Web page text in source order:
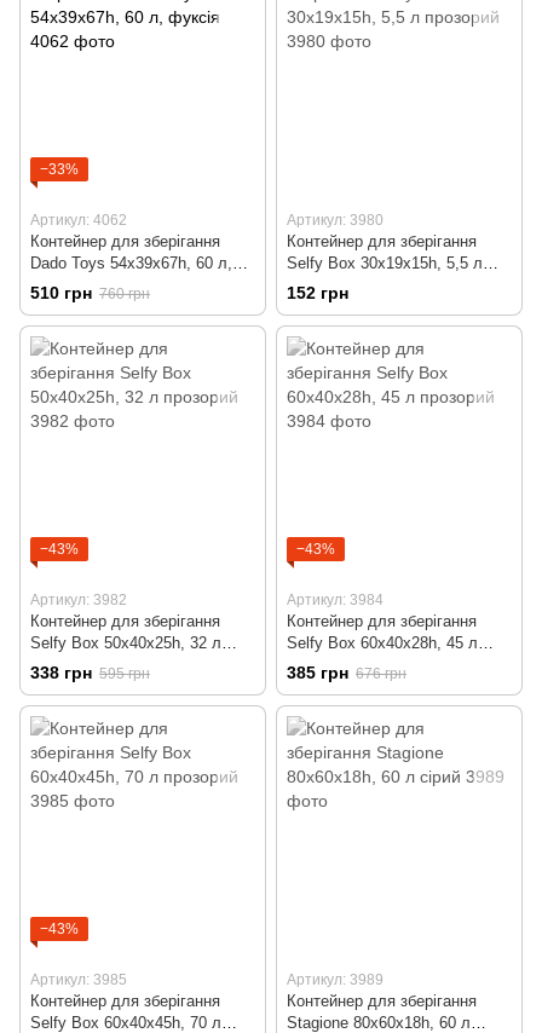
−33%
Артикул: 4062
Контейнер для зберігання
Dado Toys 54x39x67h, 60 л,
фуксія
510 грн 760 грн
Артикул: 3980
Контейнер для зберігання
Selfy Box 30x19x15h, 5,5 л
прозорий
152 грн
−43%
Артикул: 3982
Контейнер для зберігання
Selfy Box 50x40x25h, 32 л
прозорий
338 грн 595 грн
−43%
Артикул: 3984
Контейнер для зберігання
Selfy Box 60x40x28h, 45 л
прозорий
385 грн 676 грн
−43%
Артикул: 3985
Контейнер для зберігання
Selfy Box 60x40x45h, 70 л
Артикул: 3989
Контейнер для зберігання
Stagione 80x60x18h, 60 л